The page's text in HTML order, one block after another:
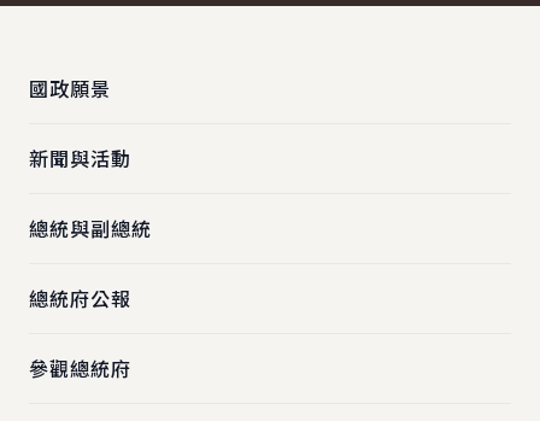
國政願景
新聞與活動
總統與副總統
總統府公報
參觀總統府